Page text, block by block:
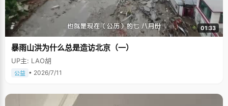
01:33
暴雨山洪为什么总是造访北京（一）
UP主: LAO胡
公益 • 2026/7/11